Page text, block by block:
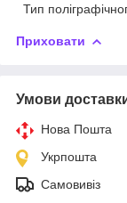
Тип
Приховати
Умови
Нова Пошта
Укрпошта
Самовивіз